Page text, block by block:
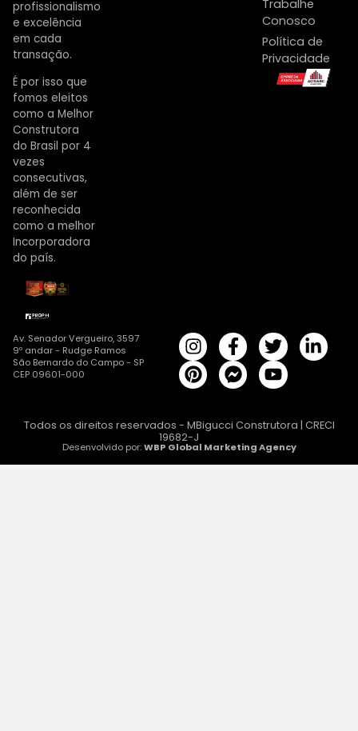
profissionalismo
e excelência
em cada
transação.
É por isso que
fomos eleitos
como a Melhor
Construtora
do Brasil por 4
vezes
consecutivas,
além de ser
reconhecida
como a melhor
Incorporadora
do país.
Trabalhe
Conosco
Política de
Privacidade
Av. Senador Vergueiro, 3597
9º andar - Rudge Ramos
São Bernardo do Campo - SP
CEP 09601-000
Todos os direitos reservados - MBigucci Construtora | CRECI
19682-J
Desenvolvido por:WBP Global Marketing Agency